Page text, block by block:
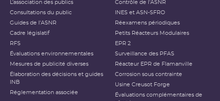
L’association des publics
Consultations du public
Guides de l'ASNR
Cadre législatif
RFS
Évaluations environnementales
Mesures de publicité diverses
Élaboration des décisions et guides
INB
Réglementation associée
Contrôle de l'ASNR
INES et ASN-SFRO
Réexamens périodiques
Petits Réacteurs Modulaires
EPR 2
Surveillance des PFAS
Réacteur EPR de Flamanville
Corrosion sous contrainte
Usine Creusot Forge
Évaluations complémentaires de